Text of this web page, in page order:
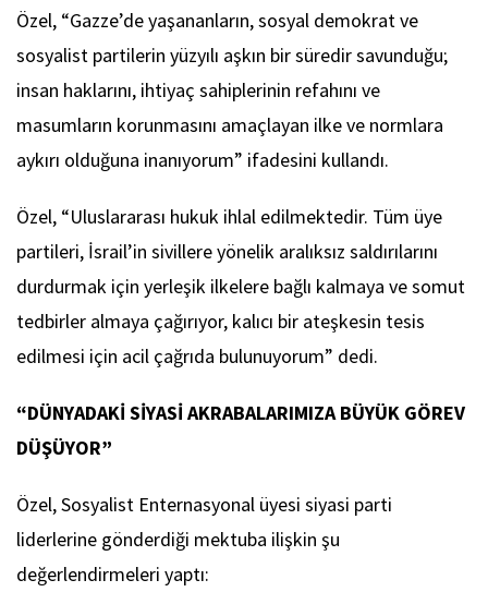
Özel, “Gazze’de yaşananların, sosyal demokrat ve
sosyalist partilerin yüzyılı aşkın bir süredir savunduğu;
insan haklarını, ihtiyaç sahiplerinin refahını ve
masumların korunmasını amaçlayan ilke ve normlara
aykırı olduğuna inanıyorum” ifadesini kullandı.
Özel, “Uluslararası hukuk ihlal edilmektedir. Tüm üye
partileri, İsrail’in sivillere yönelik aralıksız saldırılarını
durdurmak için yerleşik ilkelere bağlı kalmaya ve somut
tedbirler almaya çağırıyor, kalıcı bir ateşkesin tesis
edilmesi için acil çağrıda bulunuyorum” dedi.
“DÜNYADAKİ SİYASİ AKRABALARIMIZA BÜYÜK GÖREV
DÜŞÜYOR”
Özel, Sosyalist Enternasyonal üyesi siyasi parti
liderlerine gönderdiği mektuba ilişkin şu
değerlendirmeleri yaptı: